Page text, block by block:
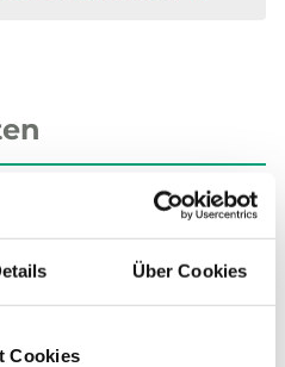
Über Cookies
Cookies
TG-K3/PT100